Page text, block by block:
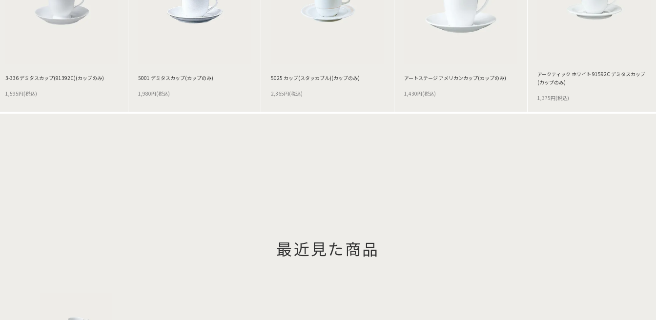
3-336 デミタスカップ(91392C)(カップのみ)
1,595円(税込)
5001 デミタスカップ(カップのみ)
1,980円(税込)
5025 カップ(スタッカブル)(カップのみ)
2,365円(税込)
アートステージ アメリカンカップ(カップのみ)
1,430円(税込)
アークティック ホワイト 91592C デミタスカップ
(カップのみ)
1,375円(税込)
最近見た商品